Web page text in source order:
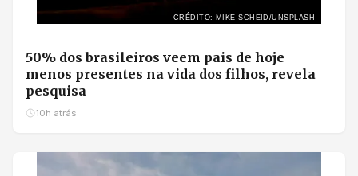
CRÉDITO: MIKE SCHEID/UNSPLASH
50% dos brasileiros veem pais de hoje
menos presentes na vida dos filhos, revela
pesquisa
10h atrás